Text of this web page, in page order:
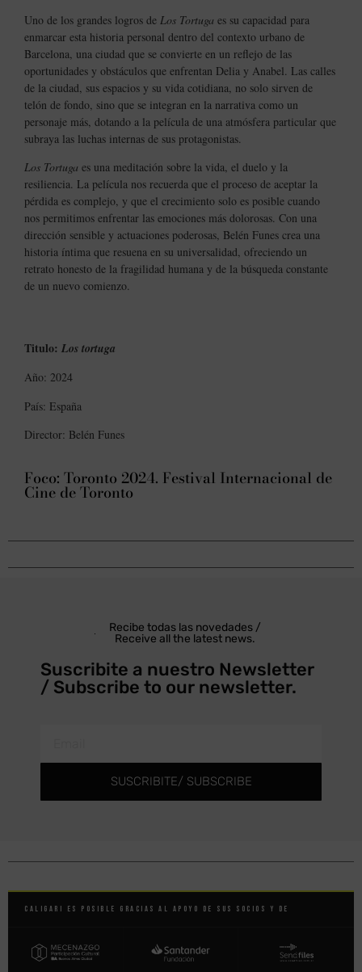
Uno de los grandes logros de Los Tortuga es su capacidad para
enmarcar esta historia personal dentro del contexto urbano de
Barcelona, una ciudad que se convierte en un reflejo de las
oportunidades y obstáculos que enfrentan Delia y Anabel. Las calles
de la ciudad, sus espacios y su vida cotidiana, no solo sirven de
telón de fondo, sino que se integran en la narrativa como un
personaje más, dotando a la película de una atmósfera particular que
subraya las luchas internas de sus protagonistas.
Los Tortuga es una meditación sobre la vida, el duelo y la
resiliencia. La película nos recuerda que el proceso de aceptar la
pérdida es complejo, y que el crecimiento solo es posible cuando
nos permitimos enfrentar las emociones más dolorosas. Con una
dirección sensible y actuaciones poderosas, Belén Funes crea una
historia íntima que resuena en su universalidad, ofreciendo un
retrato honesto de la fragilidad humana y de la búsqueda constante
de un nuevo comienzo.
Titulo: Los tortuga
Año: 2024
País: España
Director: Belén Funes
Foco: Toronto 2024. Festival Internacional de
Cine de Toronto
Recibe todas las novedades /
Receive all the latest news.
Suscribite a nuestro Newsletter
/ Subscribe to our newsletter.
SUSCRIBITE/ SUBSCRIBE
Caligari es posible gracias al apoyo de sus socios y de